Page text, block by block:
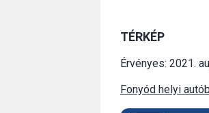
TÉRKÉP
Érvényes: 2021.
Fonyód helyi